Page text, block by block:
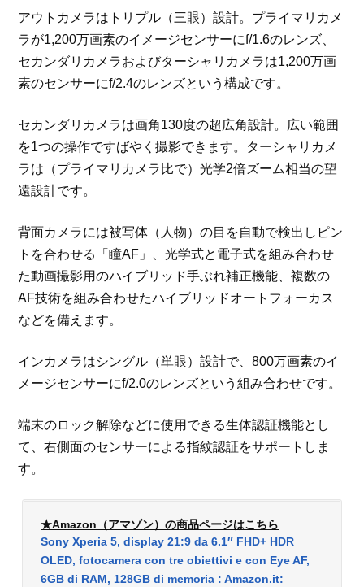
アウトカメラはトリプル（三眼）設計。プライマリカメ
ラが1,200万画素のイメージセンサーにf/1.6のレンズ、
セカンダリカメラおよびターシャリカメラは1,200万画
素のセンサーにf/2.4のレンズという構成です。
セカンダリカメラは画角130度の超広角設計。広い範囲
を1つの操作ですばやく撮影できます。ターシャリカメ
ラは（プライマリカメラ比で）光学2倍ズーム相当の望
遠設計です。
背面カメラには被写体（人物）の目を自動で検出しピン
トを合わせる「瞳AF」、光学式と電子式を組み合わせ
た動画撮影用のハイブリッド手ぶれ補正機能、複数の
AF技術を組み合わせたハイブリッドオートフォーカス
などを備えます。
インカメラはシングル（単眼）設計で、800万画素のイ
メージセンサーにf/2.0のレンズという組み合わせです。
端末のロック解除などに使用できる生体認証機能とし
て、右側面のセンサーによる指紋認証をサポートしま
す。
★Amazon（アマゾン）の商品ページはこちら
Sony Xperia 5, display 21:9 da 6.1″ FHD+ HDR
OLED, fotocamera con tre obiettivi e con Eye AF,
6GB di RAM, 128GB di memoria : Amazon.it: